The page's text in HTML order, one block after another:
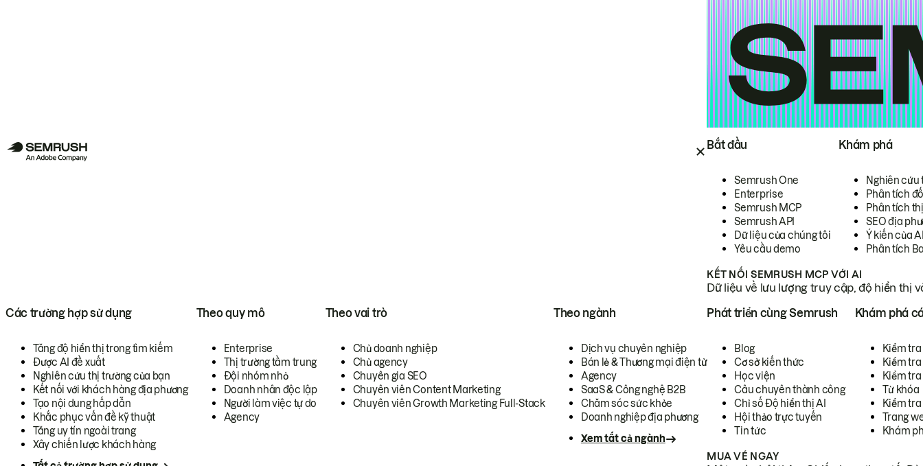
Bắt đầu
Semrush One
Enterprise
Semrush MCP
Semrush API
Dữ liệu của chúng tôi
Yêu cầu demo
Khám phá
Nghiên cứu
Phân tích
Phân tích
SEO địa
Ý kiến của
Phân tích
KẾT NỐI SEMRUSH MCP VỚI AI
Dữ liệu về lưu lượng truy cập, độ hiển thị
Các trường hợp sử dụng
Tăng độ hiển thị trong tìm kiếm
Được AI đề xuất
Nghiên cứu thị trường của bạn
Kết nối với khách hàng địa phương
Tạo nội dung hấp dẫn
Khắc phục vấn đề kỹ thuật
Tăng uy tín ngoài trang
Xây chiến lược khách hàng
Theo quy mô
Enterprise
Thị trường tầm trung
Đội nhóm nhỏ
Doanh nhân độc lập
Người làm việc tự do
Agency
Theo vai trò
Chủ doanh nghiệp
Chủ agency
Chuyên gia SEO
Chuyên viên Content Marketing
Chuyên viên Growth Marketing Full-Stack
Theo ngành
Dịch vụ chuyên nghiệp
Bán lẻ & Thương mại điện tử
Agency
SaaS & Công nghệ B2B
Chăm sóc sức khỏe
Doanh nghiệp địa phương
Xem tất cả ngành
Phát triển cùng Semrush
Blog
Cơ sở kiến thức
Học viện
Câu chuyên thành công
Chỉ số Độ hiển thị AI
Hội thảo trực tuyến
Tin tức
Khám phá
Kiểm
Kiểm tra
Kiểm
Từ khóa
Kiểm
Trang
Khám
MUA VÉ NGAY